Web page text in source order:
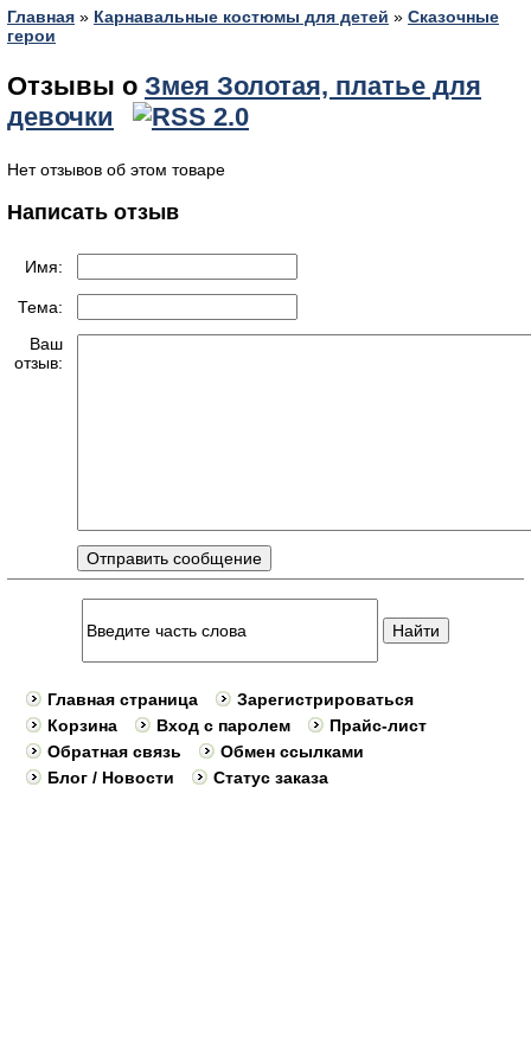
Главная » Карнавальные костюмы для детей » Сказочные
герои
Отзывы о Змея Золотая, платье для
девочки
Нет отзывов об этом товаре
Написать отзыв
Имя:
Тема:
Ваш
отзыв:
Главная страница
Зарегистрироваться
Корзина
Вход с паролем
Прайс-лист
Обратная связь
Обмен ссылками
Блог / Новости
Статус заказа